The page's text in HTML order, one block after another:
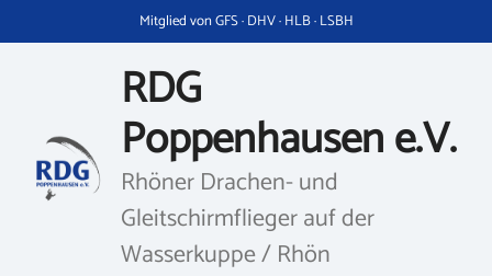
Inhalt
Mitglied von GFS · DHV · HLB · LSBH
RDG
Poppenhausen e.V.
Rhöner Drachen- und
Gleitschirmflieger auf der
Wasserkuppe / Rhön